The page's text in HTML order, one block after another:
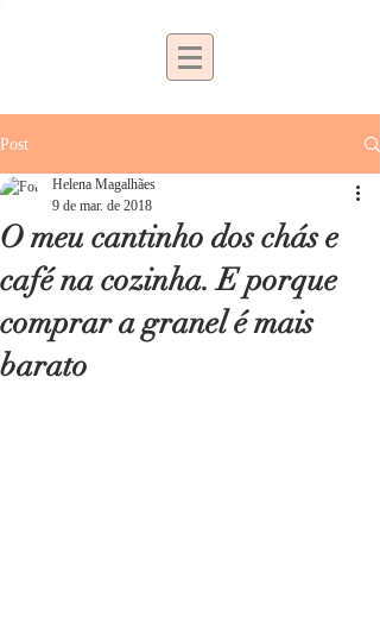
Post
O meu cantinho dos chás e
café na cozinha. E porque
comprar a granel é mais
barato
Helena Magalhães
9 de mar. de 2018